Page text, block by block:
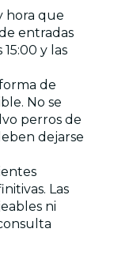
hora que
entradas
y las
de
No se
perros de
dejarse
Las
ni